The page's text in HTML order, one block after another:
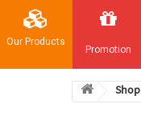
Our Products
Promotion
Shop